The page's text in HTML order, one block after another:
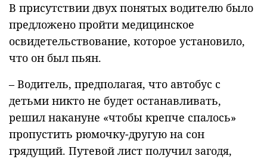
В присутствии двух понятых водителю было
предложено пройти медицинское
освидетельствование, которое установило,
что он был пьян.
– Водитель, предполагая, что автобус с
детьми никто не будет останавливать,
решил накануне «чтобы крепче спалось»
пропустить рюмочку-другую на сон
грядущий. Путевой лист получил загодя,